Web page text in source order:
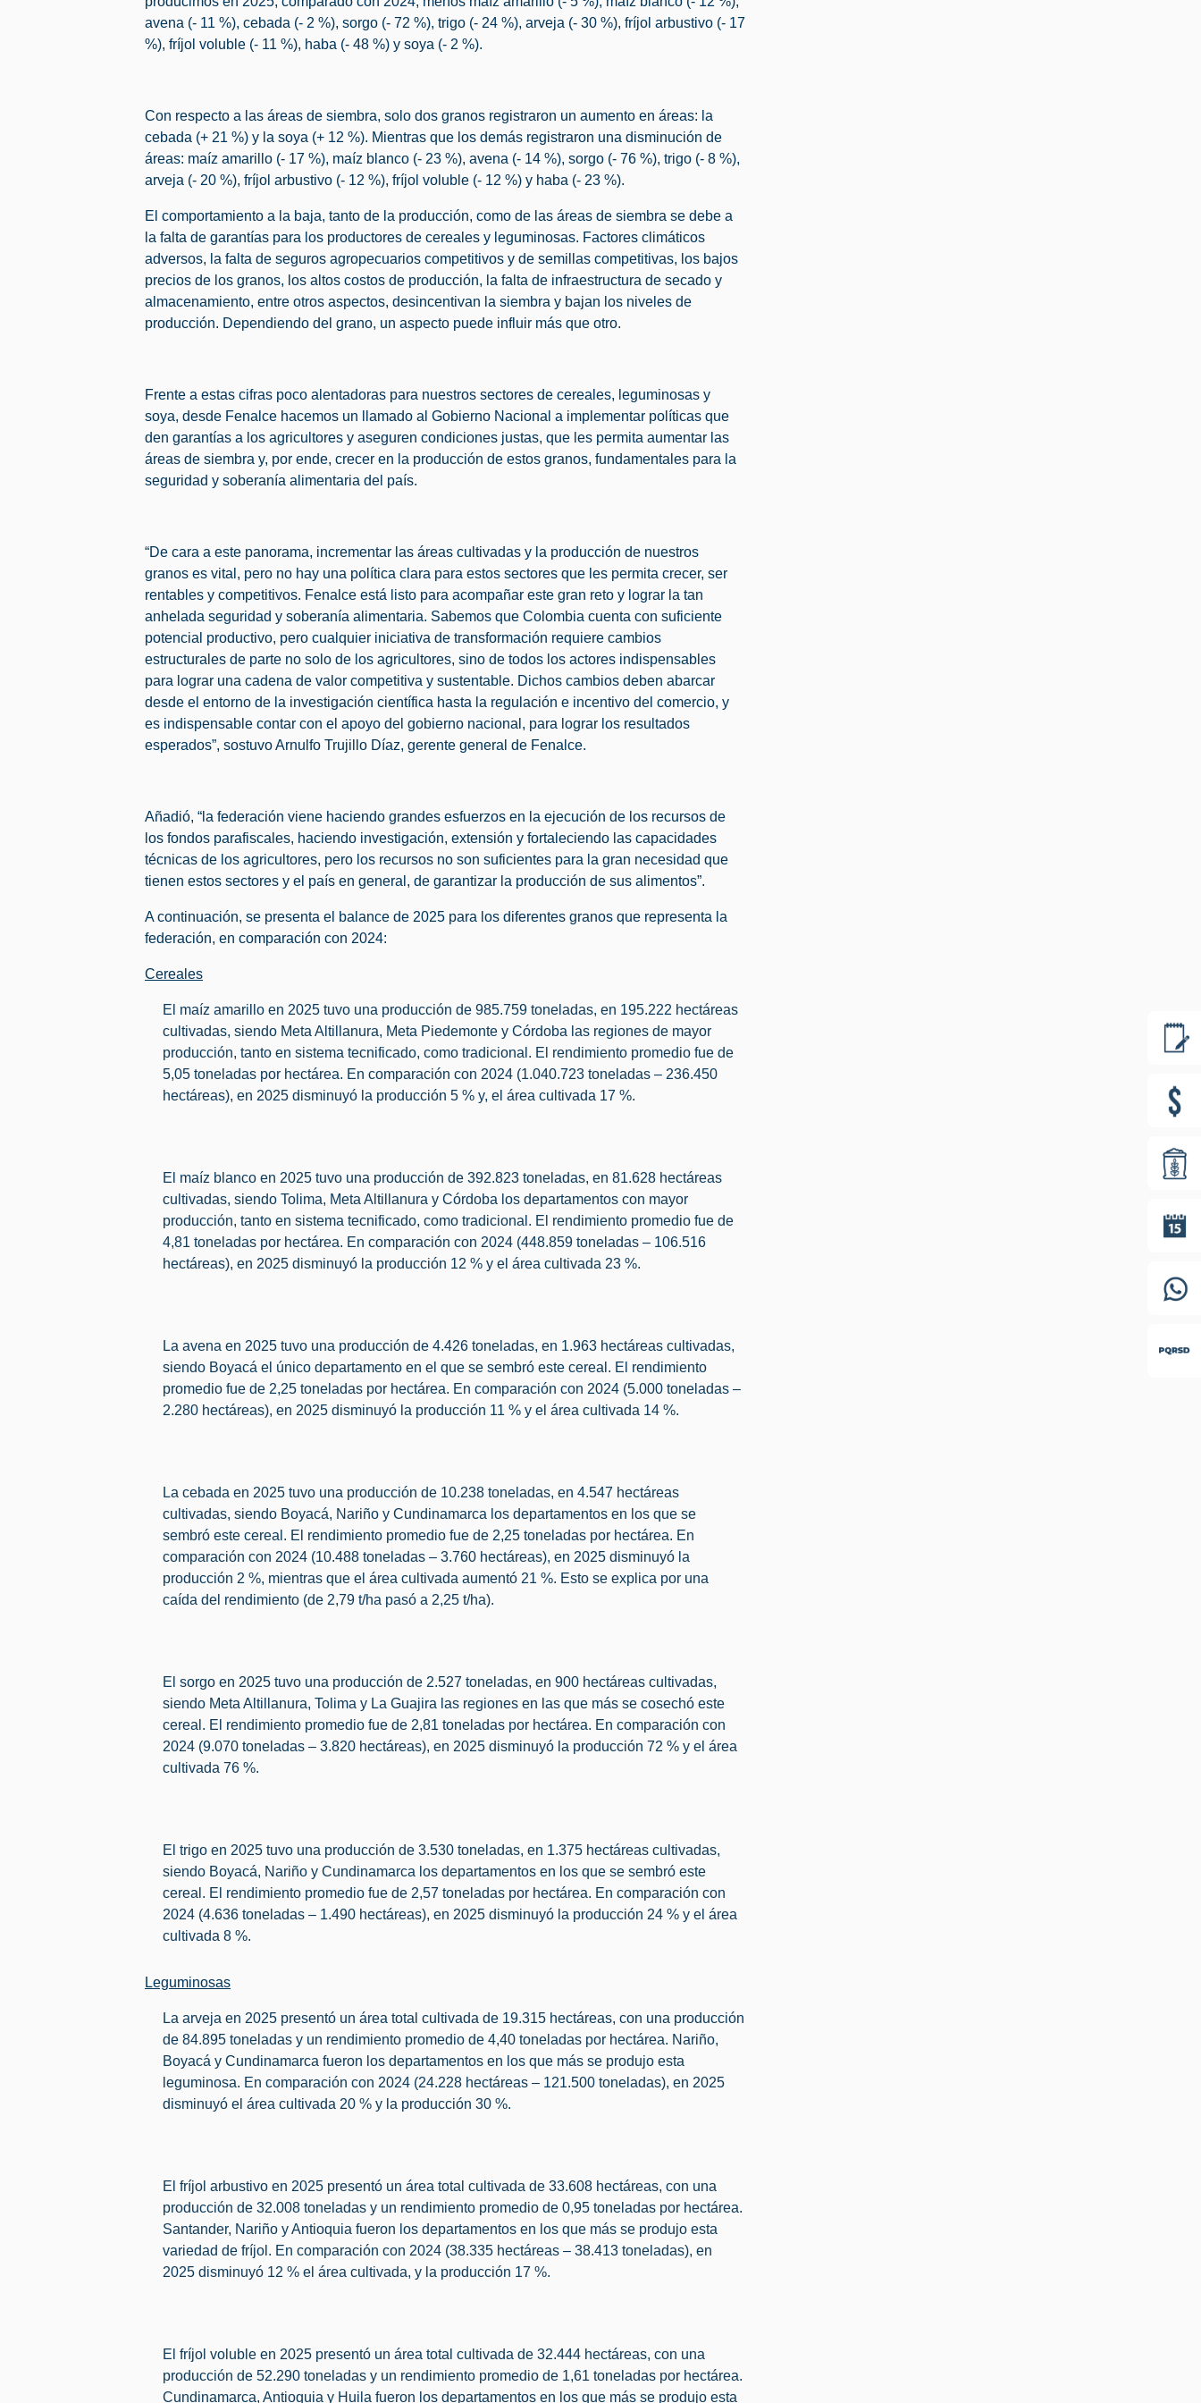
avena (- 11 %), cebada (- 2 %), sorgo (- 72 %), trigo (- 24 %), arveja (- 30 %), fríjol arbustivo (- 17
%), fríjol voluble (- 11 %), haba (- 48 %) y soya (- 2 %).
Con respecto a las áreas de siembra, solo dos granos registraron un aumento en áreas: la
cebada (+ 21 %) y la soya (+ 12 %). Mientras que los demás registraron una disminución de
áreas: maíz amarillo (- 17 %), maíz blanco (- 23 %), avena (- 14 %), sorgo (- 76 %), trigo (- 8 %),
arveja (- 20 %), fríjol arbustivo (- 12 %), fríjol voluble (- 12 %) y haba (- 23 %).
El comportamiento a la baja, tanto de la producción, como de las áreas de siembra se debe a
la falta de garantías para los productores de cereales y leguminosas. Factores climáticos
adversos, la falta de seguros agropecuarios competitivos y de semillas competitivas, los bajos
precios de los granos, los altos costos de producción, la falta de infraestructura de secado y
almacenamiento, entre otros aspectos, desincentivan la siembra y bajan los niveles de
producción. Dependiendo del grano, un aspecto puede influir más que otro.
Frente a estas cifras poco alentadoras para nuestros sectores de cereales, leguminosas y
soya, desde Fenalce hacemos un llamado al Gobierno Nacional a implementar políticas que
den garantías a los agricultores y aseguren condiciones justas, que les permita aumentar las
áreas de siembra y, por ende, crecer en la producción de estos granos, fundamentales para la
seguridad y soberanía alimentaria del país.
“De cara a este panorama, incrementar las áreas cultivadas y la producción de nuestros
granos es vital, pero no hay una política clara para estos sectores que les permita crecer, ser
rentables y competitivos. Fenalce está listo para acompañar este gran reto y lograr la tan
anhelada seguridad y soberanía alimentaria. Sabemos que Colombia cuenta con suficiente
potencial productivo, pero cualquier iniciativa de transformación requiere cambios
estructurales de parte no solo de los agricultores, sino de todos los actores indispensables
para lograr una cadena de valor competitiva y sustentable. Dichos cambios deben abarcar
desde el entorno de la investigación científica hasta la regulación e incentivo del comercio, y
es indispensable contar con el apoyo del gobierno nacional, para lograr los resultados
esperados”, sostuvo Arnulfo Trujillo Díaz, gerente general de Fenalce.
Añadió, “la federación viene haciendo grandes esfuerzos en la ejecución de los recursos de
los fondos parafiscales, haciendo investigación, extensión y fortaleciendo las capacidades
técnicas de los agricultores, pero los recursos no son suficientes para la gran necesidad que
tienen estos sectores y el país en general, de garantizar la producción de sus alimentos”.
A continuación, se presenta el balance de 2025 para los diferentes granos que representa la
federación, en comparación con 2024:
Cereales
El maíz amarillo en 2025 tuvo una producción de 985.759 toneladas, en 195.222 hectáreas
cultivadas, siendo Meta Altillanura, Meta Piedemonte y Córdoba las regiones de mayor
producción, tanto en sistema tecnificado, como tradicional. El rendimiento promedio fue de
5,05 toneladas por hectárea. En comparación con 2024 (1.040.723 toneladas – 236.450
hectáreas), en 2025 disminuyó la producción 5 % y, el área cultivada 17 %.
El maíz blanco en 2025 tuvo una producción de 392.823 toneladas, en 81.628 hectáreas
cultivadas, siendo Tolima, Meta Altillanura y Córdoba los departamentos con mayor
producción, tanto en sistema tecnificado, como tradicional. El rendimiento promedio fue de
4,81 toneladas por hectárea. En comparación con 2024 (448.859 toneladas – 106.516
hectáreas), en 2025 disminuyó la producción 12 % y el área cultivada 23 %.
La avena en 2025 tuvo una producción de 4.426 toneladas, en 1.963 hectáreas cultivadas,
siendo Boyacá el único departamento en el que se sembró este cereal. El rendimiento
promedio fue de 2,25 toneladas por hectárea. En comparación con 2024 (5.000 toneladas –
2.280 hectáreas), en 2025 disminuyó la producción 11 % y el área cultivada 14 %.
La cebada en 2025 tuvo una producción de 10.238 toneladas, en 4.547 hectáreas
cultivadas, siendo Boyacá, Nariño y Cundinamarca los departamentos en los que se
sembró este cereal. El rendimiento promedio fue de 2,25 toneladas por hectárea. En
comparación con 2024 (10.488 toneladas – 3.760 hectáreas), en 2025 disminuyó la
producción 2 %, mientras que el área cultivada aumentó 21 %. Esto se explica por una
caída del rendimiento (de 2,79 t/ha pasó a 2,25 t/ha).
El sorgo en 2025 tuvo una producción de 2.527 toneladas, en 900 hectáreas cultivadas,
siendo Meta Altillanura, Tolima y La Guajira las regiones en las que más se cosechó este
cereal. El rendimiento promedio fue de 2,81 toneladas por hectárea. En comparación con
2024 (9.070 toneladas – 3.820 hectáreas), en 2025 disminuyó la producción 72 % y el área
cultivada 76 %.
El trigo en 2025 tuvo una producción de 3.530 toneladas, en 1.375 hectáreas cultivadas,
siendo Boyacá, Nariño y Cundinamarca los departamentos en los que se sembró este
cereal. El rendimiento promedio fue de 2,57 toneladas por hectárea. En comparación con
2024 (4.636 toneladas – 1.490 hectáreas), en 2025 disminuyó la producción 24 % y el área
cultivada 8 %.
Leguminosas
La arveja en 2025 presentó un área total cultivada de 19.315 hectáreas, con una producción
de 84.895 toneladas y un rendimiento promedio de 4,40 toneladas por hectárea. Nariño,
Boyacá y Cundinamarca fueron los departamentos en los que más se produjo esta
leguminosa. En comparación con 2024 (24.228 hectáreas – 121.500 toneladas), en 2025
disminuyó el área cultivada 20 % y la producción 30 %.
El fríjol arbustivo en 2025 presentó un área total cultivada de 33.608 hectáreas, con una
producción de 32.008 toneladas y un rendimiento promedio de 0,95 toneladas por hectárea.
Santander, Nariño y Antioquia fueron los departamentos en los que más se produjo esta
variedad de fríjol. En comparación con 2024 (38.335 hectáreas – 38.413 toneladas), en
2025 disminuyó 12 % el área cultivada, y la producción 17 %.
El fríjol voluble en 2025 presentó un área total cultivada de 32.444 hectáreas, con una
producción de 52.290 toneladas y un rendimiento promedio de 1,61 toneladas por hectárea.
Cundinamarca, Antioquia y Huila fueron los departamentos en los que más se produjo esta